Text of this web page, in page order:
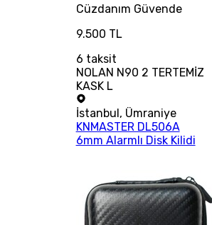
Cüzdanım Güvende
9.500 TL
6 taksit
NOLAN N90 2 TERTEMİZ
KASK L
İstanbul, Ümraniye
KNMASTER DL506A
6mm Alarmlı Disk Kilidi